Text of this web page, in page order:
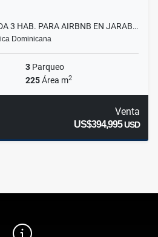
3 HAB. PARA AIRBNB EN JARAB…
Dominicana
3 Parqueo
225Área m2
Venta
US$394,995USD